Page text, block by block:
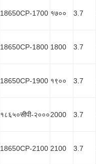
18650CP-1700 १७०० 3.7
18650CP-1800 1800 3.7
18650CP-1900 १९०० 3.7
१८६५०सीपी-२०००2000 3.7
18650CP-2100 2100 3.7